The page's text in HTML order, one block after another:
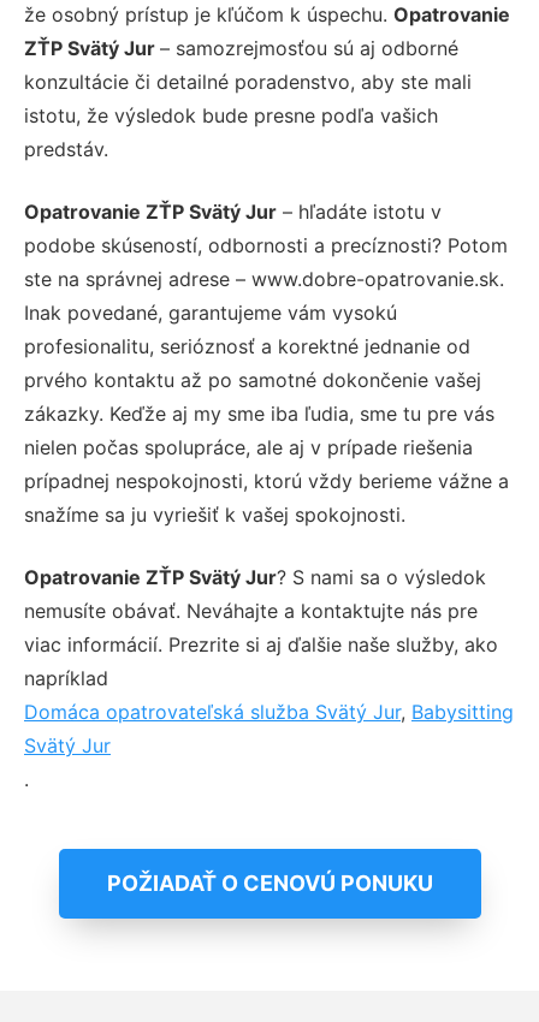
že osobný prístup je kľúčom k úspechu. Opatrovanie
ZŤP Svätý Jur – samozrejmosťou sú aj odborné
konzultácie či detailné poradenstvo, aby ste mali
istotu, že výsledok bude presne podľa vašich
predstáv.
Opatrovanie ZŤP Svätý Jur – hľadáte istotu v
podobe skúseností, odbornosti a precíznosti? Potom
ste na správnej adrese – www.dobre-opatrovanie.sk.
Inak povedané, garantujeme vám vysokú
profesionalitu, serióznosť a korektné jednanie od
prvého kontaktu až po samotné dokončenie vašej
zákazky. Keďže aj my sme iba ľudia, sme tu pre vás
nielen počas spolupráce, ale aj v prípade riešenia
prípadnej nespokojnosti, ktorú vždy berieme vážne a
snažíme sa ju vyriešiť k vašej spokojnosti.
Opatrovanie ZŤP Svätý Jur? S nami sa o výsledok
nemusíte obávať. Neváhajte a kontaktujte nás pre
viac informácií. Prezrite si aj ďalšie naše služby, ako
napríklad
Domáca opatrovateľská služba Svätý Jur, Babysitting
Svätý Jur
.
POŽIADAŤ O CENOVÚ PONUKU